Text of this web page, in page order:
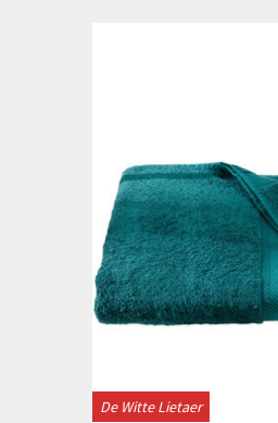
De Witte Lietaer